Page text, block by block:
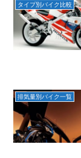
タイプ別バイク比較
排気量別バイク一覧